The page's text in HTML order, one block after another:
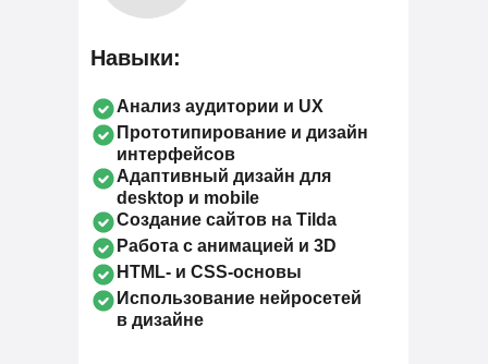
Навыки:
Анализ аудитории и UX
Прототипирование и дизайн
интерфейсов
Адаптивный дизайн для
desktop и mobile
Создание сайтов на Tilda
Работа с анимацией и 3D
HTML- и CSS-основы
Использование нейросетей
в дизайне